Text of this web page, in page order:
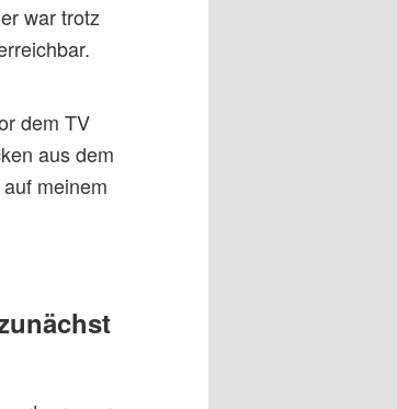
war trotz
dem TV
aus dem
meinem